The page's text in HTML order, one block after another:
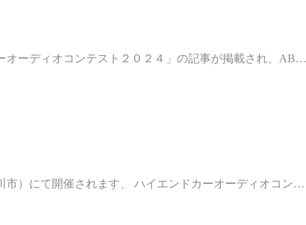
オーディオコンテスト２０２４」の記事が掲載され、AB…
）にて開催されます、 ハイエンドカーオーディオコン…